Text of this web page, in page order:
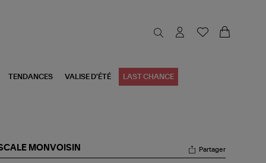
TENDANCES VALISE D'ÉTÉ LAST CHANCE
MONVOISIN Partager